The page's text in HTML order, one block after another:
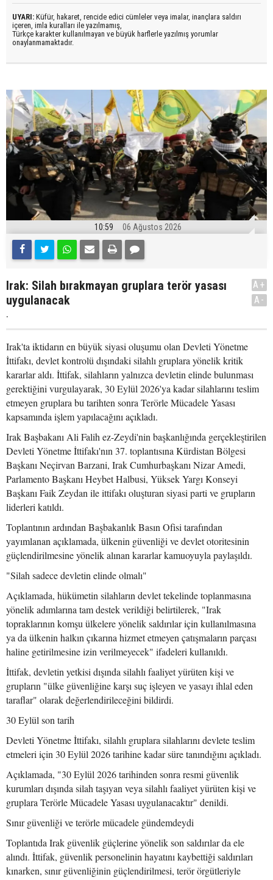
UYARI: Küfür, hakaret, rencide edici cümleler veya imalar, inançlara saldırı
içeren, imla kuralları ile yazılmamış,
Türkçe karakter kullanılmayan ve büyük harflerle yazılmış yorumlar
onaylanmamaktadır.
10:59 06 Ağustos 2026
Irak: Silah bırakmayan gruplara terör yasası
uygulanacak
.
A+
A-
Irak'ta iktidarın en büyük siyasi oluşumu olan Devleti Yönetme
İttifakı, devlet kontrolü dışındaki silahlı gruplara yönelik kritik
kararlar aldı. İttifak, silahların yalnızca devletin elinde bulunması
gerektiğini vurgulayarak, 30 Eylül 2026'ya kadar silahlarını teslim
etmeyen gruplara bu tarihten sonra Terörle Mücadele Yasası
kapsamında işlem yapılacağını açıkladı.
Irak Başbakanı Ali Falih ez-Zeydi'nin başkanlığında gerçekleştirilen
Devleti Yönetme İttifakı'nın 37. toplantısına Kürdistan Bölgesi
Başkanı Neçirvan Barzani, Irak Cumhurbaşkanı Nizar Amedi,
Parlamento Başkanı Heybet Halbusi, Yüksek Yargı Konseyi
Başkanı Faik Zeydan ile ittifakı oluşturan siyasi parti ve grupların
liderleri katıldı.
Toplantının ardından Başbakanlık Basın Ofisi tarafından
yayımlanan açıklamada, ülkenin güvenliği ve devlet otoritesinin
güçlendirilmesine yönelik alınan kararlar kamuoyuyla paylaşıldı.
"Silah sadece devletin elinde olmalı"
Açıklamada, hükümetin silahların devlet tekelinde toplanmasına
yönelik adımlarına tam destek verildiği belirtilerek, "Irak
topraklarının komşu ülkelere yönelik saldırılar için kullanılmasına
ya da ülkenin halkın çıkarına hizmet etmeyen çatışmaların parçası
haline getirilmesine izin verilmeyecek" ifadeleri kullanıldı.
İttifak, devletin yetkisi dışında silahlı faaliyet yürüten kişi ve
grupların "ülke güvenliğine karşı suç işleyen ve yasayı ihlal eden
taraflar" olarak değerlendirileceğini bildirdi.
30 Eylül son tarih
Devleti Yönetme İttifakı, silahlı gruplara silahlarını devlete teslim
etmeleri için 30 Eylül 2026 tarihine kadar süre tanındığını açıkladı.
Açıklamada, "30 Eylül 2026 tarihinden sonra resmi güvenlik
kurumları dışında silah taşıyan veya silahlı faaliyet yürüten kişi ve
gruplara Terörle Mücadele Yasası uygulanacaktır" denildi.
Sınır güvenliği ve terörle mücadele gündemdeydi
Toplantıda Irak güvenlik güçlerine yönelik son saldırılar da ele
alındı. İttifak, güvenlik personelinin hayatını kaybettiği saldırıları
kınarken, sınır güvenliğinin güçlendirilmesi, terör örgütleriyle